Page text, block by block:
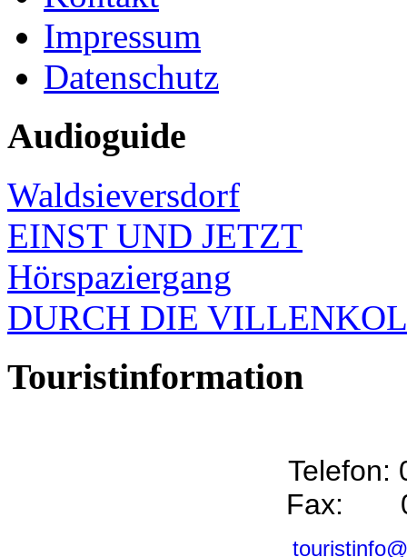
Impressum
Datenschutz
Audioguide
Waldsieversdorf
EINST UND JETZT
Hörspaziergang
DURCH DIE
Touristinformation
Telefon:
Fax: